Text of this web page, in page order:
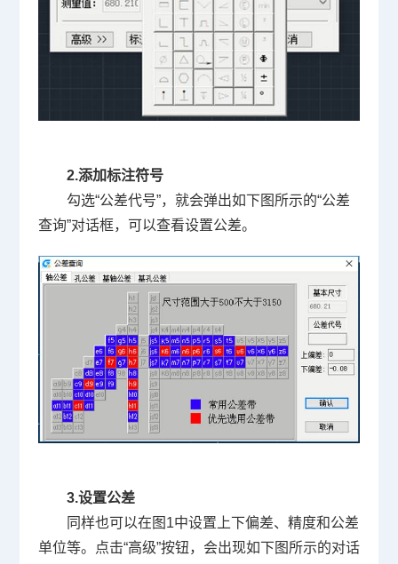
2.添加标注符号
勾选“公差代号”，就会弹出如下图所示的“公差
查询”对话框，可以查看设置公差。
3.设置公差
同样也可以在图 1中设置上下偏差、精度和公差
单位等。点击“高级”按钮，会出现如下图所示的对话